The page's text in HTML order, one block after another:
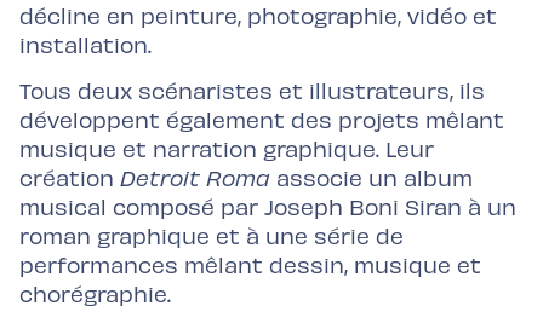
décline en peinture, photographie, vidéo et
installation.
Tous deux scénaristes et illustrateurs, ils
développent également des projets mêlant
musique et narration graphique. Leur
création Detroit Roma associe un album
musical composé par Joseph Boni Siran à un
roman graphique et à une série de
performances mêlant dessin, musique et
chorégraphie.